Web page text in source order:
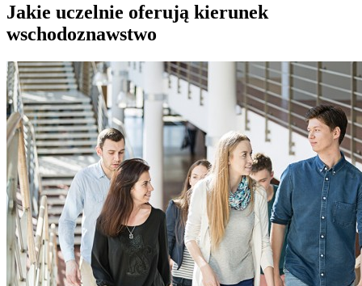
Jakie uczelnie oferują kierunek
wschodoznawstwo